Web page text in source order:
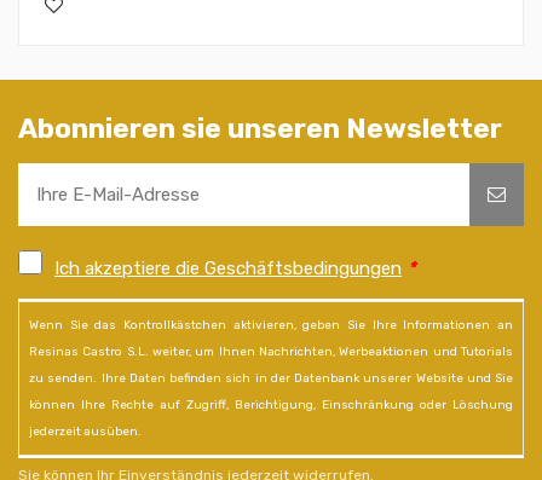
Abonnieren sie unseren Newsletter
Ich akzeptiere die Geschäftsbedingungen *
Wenn Sie das Kontrollkästchen aktivieren, geben Sie Ihre Informationen an
Resinas Castro S.L. weiter, um Ihnen Nachrichten, Werbeaktionen und Tutorials
zu senden. Ihre Daten befinden sich in der Datenbank unserer Website und Sie
können Ihre Rechte auf Zugriff, Berichtigung, Einschränkung oder Löschung
jederzeit ausüben.
Sie können Ihr Einverständnis jederzeit widerrufen.